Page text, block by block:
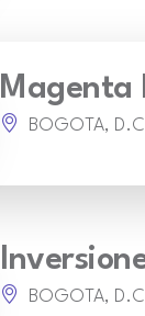
Magenta
BOGOTA,
BOGOTA,